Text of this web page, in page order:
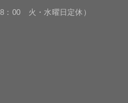
00 火・水曜日定休）